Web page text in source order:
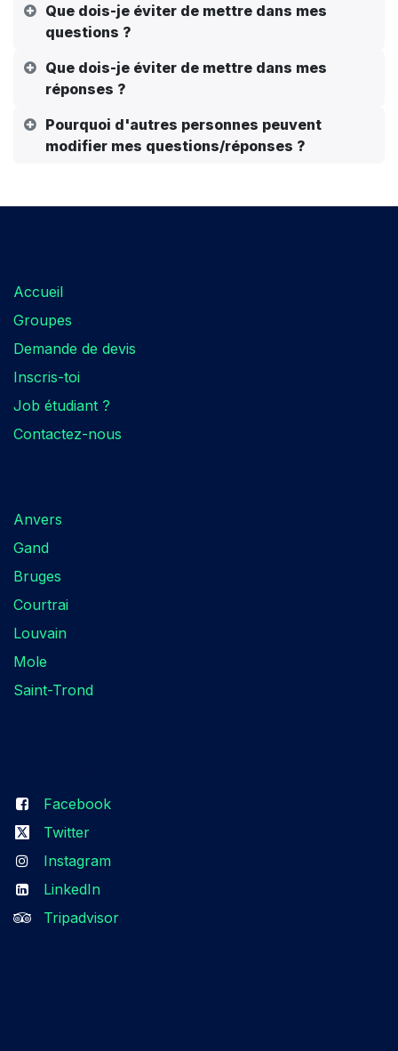
Que dois-je éviter de mettre dans mes
questions ?
Que dois-je éviter de mettre dans mes
réponses ?
Pourquoi d'autres personnes peuvent
modifier mes questions/réponses ?
Accueil
Groupes
Demande de devis
Inscris-toi
Job étudiant ?
Contactez-nous
Anvers
Gand
Bruges
Courtrai
Louvain
Mole
Saint-Trond
Facebook
Twitter
Instagram
LinkedIn
Tripadvisor